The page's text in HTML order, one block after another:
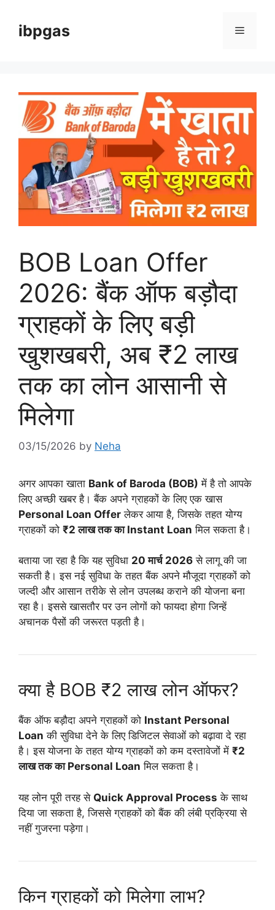
contentibpgas Menu
BOB Loan Offer
2026: बैंक ऑफ बड़ौदा
ग्राहकों के लिए बड़ी
खुशखबरी, अब ₹2 लाख
तक का लोन आसानी से
मिलेगा
03/15/2026 by Neha
अगर आपका खाता Bank of Baroda (BOB) में है तो आपके
लिए अच्छी खबर है। बैंक अपने ग्राहकों के लिए एक खास
Personal Loan Offer लेकर आया है, जिसके तहत योग्य
ग्राहकों को ₹2 लाख तक का Instant Loan मिल सकता है।
बताया जा रहा है कि यह सुविधा 20 मार्च 2026 से लागू की जा
सकती है। इस नई सुविधा के तहत बैंक अपने मौजूदा ग्राहकों को
जल्दी और आसान तरीके से लोन उपलब्ध कराने की योजना बना
रहा है। इससे खासतौर पर उन लोगों को फायदा होगा जिन्हें
अचानक पैसों की जरूरत पड़ती है।
क्या है BOB ₹2 लाख लोन ऑफर?
बैंक ऑफ बड़ौदा अपने ग्राहकों को Instant Personal
Loan की सुविधा देने के लिए डिजिटल सेवाओं को बढ़ावा दे रहा
है। इस योजना के तहत योग्य ग्राहकों को कम दस्तावेजों में ₹2
लाख तक का Personal Loan मिल सकता है।
यह लोन पूरी तरह से Quick Approval Process के साथ
दिया जा सकता है, जिससे ग्राहकों को बैंक की लंबी प्रक्रिया से
नहीं गुजरना पड़ेगा।
किन ग्राहकों को मिलेगा लाभ?